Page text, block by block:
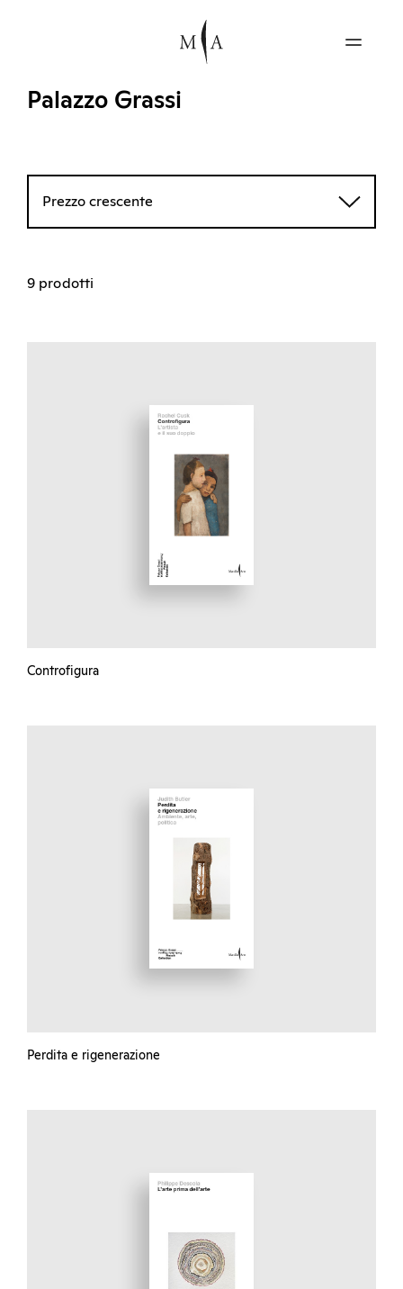
Palazzo Grassi
Prezzo crescente
9 prodotti
Controfigura
Perdita e rigenerazione